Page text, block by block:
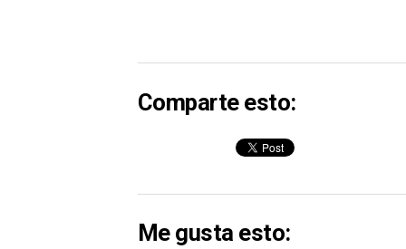
Comparte esto:
Me gusta esto: